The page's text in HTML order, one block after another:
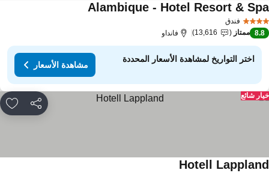
فندق
Alambique - Hotel Resort &
8.8 ممتاز 13,616 فانداو
اختر التواريخ لمشاهدة الأسعار المحددة
مشاهدة الأسعار
مشاركة
شائع
Hotell